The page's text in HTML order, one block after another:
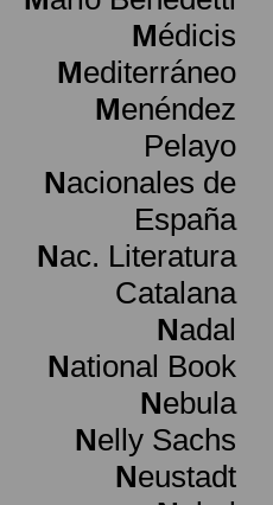
Médicis
Mediterráneo
Menéndez
Pelayo
Nacionales de
España
Nac. Literatura
Catalana
Nadal
National Book
Nebula
Nelly Sachs
Neustadt